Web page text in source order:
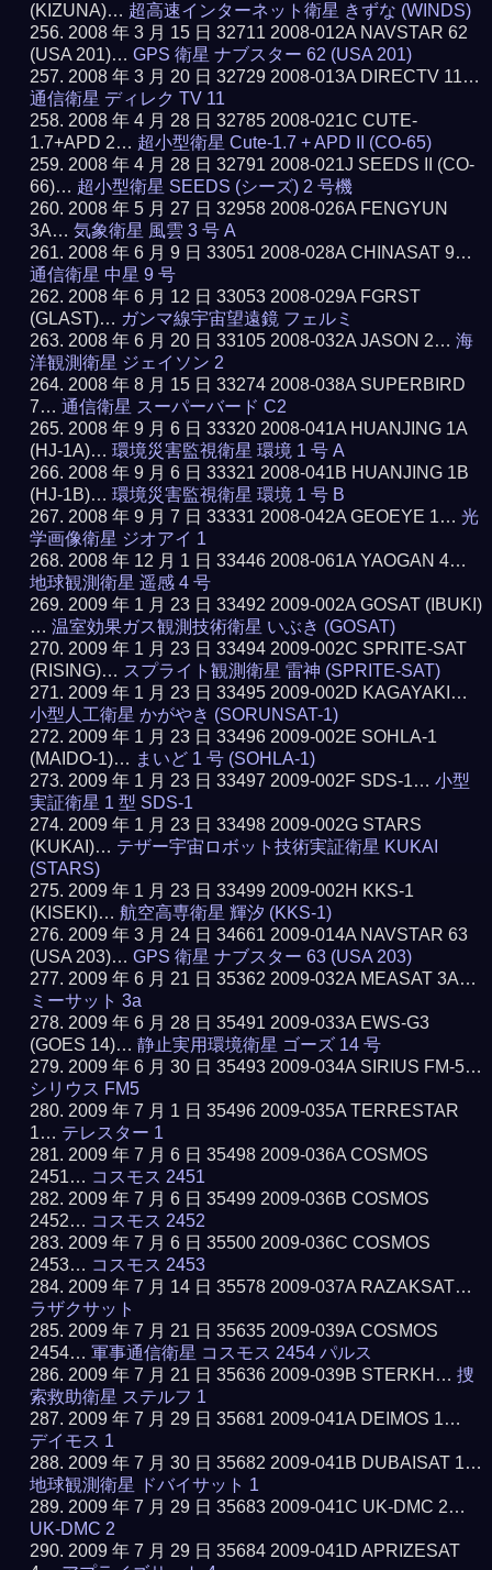
(KIZUNA)… 超高速インターネット衛星 きずな (WINDS)
2008 年 3 月 15 日 32711 2008-012A NAVSTAR 62
(USA 201)…GPS 衛星 ナブスター 62 (USA 201)
2008 年 3 月 20 日 32729 2008-013A DIRECTV 11…
通信衛星 ディレク TV 11
2008 年 4 月 28 日 32785 2008-021C CUTE-
1.7+APD 2… 超小型衛星 Cute-1.7 + APD II (CO-65)
2008 年 4 月 28 日 32791 2008-021J SEEDS II (CO-
66)… 超小型衛星 SEEDS (シーズ) 2 号機
2008 年 5 月 27 日 32958 2008-026A FENGYUN
3A…気象衛星 風雲 3 号 A
2008 年 6 月 9 日 33051 2008-028A CHINASAT 9…
通信衛星 中星 9 号
2008 年 6 月 12 日 33053 2008-029A FGRST
(GLAST)… ガンマ線宇宙望遠鏡 フェルミ
2008 年 6 月 20 日 33105 2008-032A JASON 2…海
洋観測衛星 ジェイソン 2
2008 年 8 月 15 日 33274 2008-038A SUPERBIRD
7…通信衛星 スーパーバード C2
2008 年 9 月 6 日 33320 2008-041A HUANJING 1A
(HJ-1A)…環境災害監視衛星 環境 1 号 A
2008 年 9 月 6 日 33321 2008-041B HUANJING 1B
(HJ-1B)…環境災害監視衛星 環境 1 号 B
2008 年 9 月 7 日 33331 2008-042A GEOEYE 1…光
学画像衛星 ジオアイ 1
2008 年 12 月 1 日 33446 2008-061A YAOGAN 4…
地球観測衛星 遥感 4 号
2009 年 1 月 23 日 33492 2009-002A GOSAT (IBUKI)
…温室効果ガス観測技術衛星 いぶき (GOSAT)
2009 年 1 月 23 日 33494 2009-002C SPRITE-SAT
(RISING)… スプライト観測衛星 雷神 (SPRITE-SAT)
2009 年 1 月 23 日 33495 2009-002D KAGAYAKI…
小型人工衛星 かがやき (SORUNSAT-1)
2009 年 1 月 23 日 33496 2009-002E SOHLA-1
(MAIDO-1)… まいど 1 号 (SOHLA-1)
2009 年 1 月 23 日 33497 2009-002F SDS-1…小型
実証衛星 1 型 SDS-1
2009 年 1 月 23 日 33498 2009-002G STARS
(KUKAI)… テザー宇宙ロボット技術実証衛星 KUKAI
(STARS)
2009 年 1 月 23 日 33499 2009-002H KKS-1
(KISEKI)…航空高専衛星 輝汐 (KKS-1)
2009 年 3 月 24 日 34661 2009-014A NAVSTAR 63
(USA 203)…GPS 衛星 ナブスター 63 (USA 203)
2009 年 6 月 21 日 35362 2009-032A MEASAT 3A…
ミーサット 3a
2009 年 6 月 28 日 35491 2009-033A EWS-G3
(GOES 14)…静止実用環境衛星 ゴーズ 14 号
2009 年 6 月 30 日 35493 2009-034A SIRIUS FM-5…
シリウス FM5
2009 年 7 月 1 日 35496 2009-035A TERRESTAR
1… テレスター 1
2009 年 7 月 6 日 35498 2009-036A COSMOS
2451… コスモス 2451
2009 年 7 月 6 日 35499 2009-036B COSMOS
2452… コスモス 2452
2009 年 7 月 6 日 35500 2009-036C COSMOS
2453… コスモス 2453
2009 年 7 月 14 日 35578 2009-037A RAZAKSAT…
ラザクサット
2009 年 7 月 21 日 35635 2009-039A COSMOS
2454…軍事通信衛星 コスモス 2454 パルス
2009 年 7 月 21 日 35636 2009-039B STERKH…捜
索救助衛星 ステルフ 1
2009 年 7 月 29 日 35681 2009-041A DEIMOS 1…
デイモス 1
2009 年 7 月 30 日 35682 2009-041B DUBAISAT 1…
地球観測衛星 ドバイサット 1
2009 年 7 月 29 日 35683 2009-041C UK-DMC 2…
UK-DMC 2
2009 年 7 月 29 日 35684 2009-041D APRIZESAT